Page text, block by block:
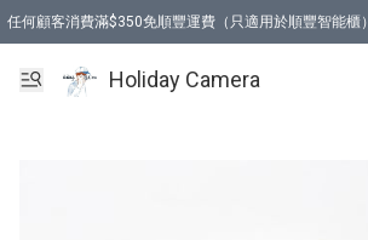
任何顧客消費滿$350免順豐運費（只適用於順豐智能櫃）
Holiday Camera